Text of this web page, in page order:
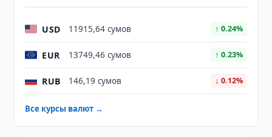
USD 11915,64 сумов ↑ 0.24%
EUR 13749,46 сумов ↑ 0.23%
RUB 146,19 сумов ↓ 0.12%
Все курсы валют →